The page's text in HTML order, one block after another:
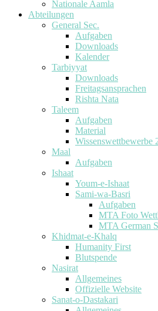
Nationale Aamla
Abteilungen
General Sec.
Aufgaben
Downloads
Kalender
Tarbiyyat
Downloads
Freitagsansprachen
Rishta Nata
Taleem
Aufgaben
Material
Wissenswettbewerbe
Maal
Aufgaben
Ishaat
Youm-e-Ishaat
Sami-wa-Basri
Aufgaben
MTA Foto
MTA German
Khidmat-e-Khalq
Humanity First
Blutspende
Nasirat
Allgemeines
Offizielle Website
Sanat-o-Dastakari